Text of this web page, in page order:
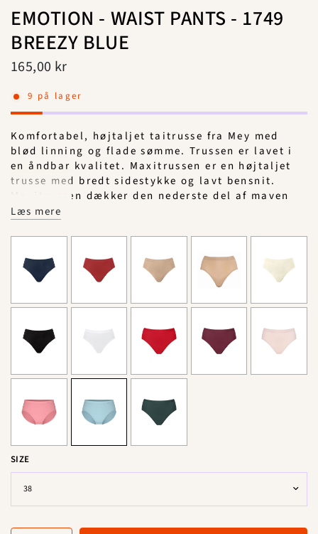
EMOTION - WAIST PANTS - 1749
BREEZY BLUE
165,00 kr
9 på lager
Komfortabel, højtaljet taitrusse fra Mey med
blød linning og flade sømme. Trussen er lavet i
en åndbar kvalitet. Maxitrussen er en højtaljet
trusse med bredt sidestykke og lavt bensnit.
Maxitrussen dækker den nederste del af maven
og passer derfor godt til tøj, der går op i taljen.
Materiale: 50% viskose, 46% polyamid, 4%
elastan.
Læs mere
SIZE